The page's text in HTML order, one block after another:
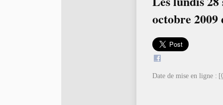
octobre 2009
Date de mise en ligne :